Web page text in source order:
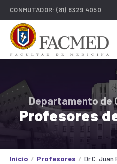
CONMUTADOR:(81) 8329 4050
Departamento de
Profesores
Inicio Profesores Dr.C. Juan